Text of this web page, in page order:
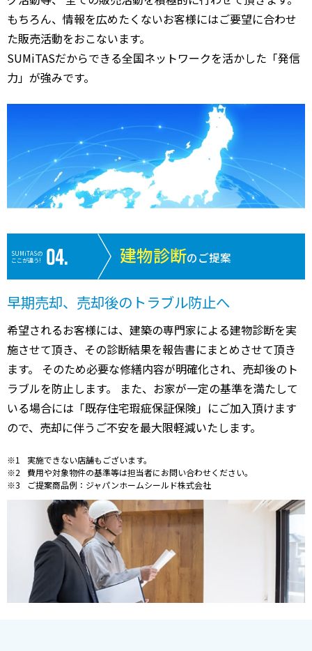
もちろん、情報を広めたくないお客様にはご要望に合わせ
た販売活動をおこないます。
SUMiTASだからできる全国ネットワークを活かした「発信
力」が強みです。
SUMiTASの
ここが違う!
建物診断のご提案
早期売却、売却後のトラブル防止へ
希望されるお客様には、建築の専門家による建物診断を実
施させて頂き、その診断結果を報告書にまとめさせて頂き
ます。 そのため必要な修繕内容が明確化され、売却後のト
ラブルを防止します。 また、お家が一定の基準を満たして
いる場合には「既存住宅瑕疵保証保険」にご加入頂けます
ので、売却に伴うご不安を最大限軽減いたします。
実施できない店舗もございます。
費用や対象物件の基準等は担当者にお問い合わせください。
ご提案商品例：ジャパンホームシールド株式会社